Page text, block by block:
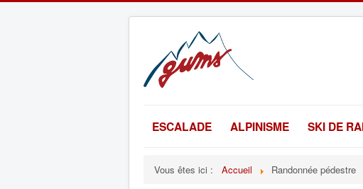
ESCALADE ALPINISME SKI DE
Vous êtes ici : Accueil Randonnée pédestre